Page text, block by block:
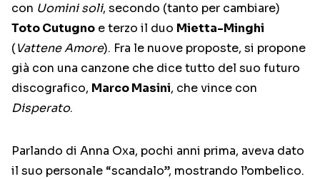
con Uomini soli, secondo (tanto per cambiare)
Toto Cutugno e terzo il duo Mietta-Minghi
(Vattene Amore). Fra le nuove proposte, si propone
già con una canzone che dice tutto del suo futuro
discografico, Marco Masini, che vince con
Disperato.
Parlando di Anna Oxa, pochi anni prima, aveva dato
il suo personale “scandalo”, mostrando l’ombelico.